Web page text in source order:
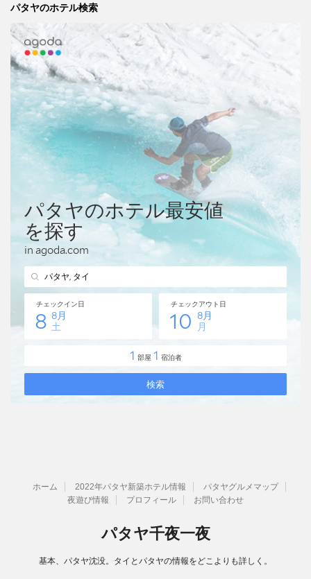
パタヤのホテル検索
ホーム 2022年パタヤ新築ホテル情報
パタヤグルメマップ
夜遊び情報
プロフィール お問い合わせ
パタヤ千夜一夜
基本、パタヤ沈没。タイとパタヤの情報をどこよりも詳しく。